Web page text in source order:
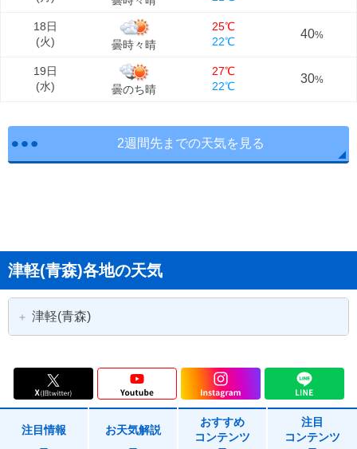
18日
(火) 曇時々晴
25℃
22℃
40%
19日
(水) 曇のち晴
27℃
22℃
30%
2週間先までの天気を見る
津軽(青森)各地の天気
津軽(青森)
黒石市 五所川原市
つがる市 平川市
注目情報 お天気解説
おすすめ
コンテンツ
注目
コンテンツ